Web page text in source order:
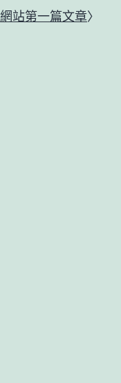
網站第一篇文章〉